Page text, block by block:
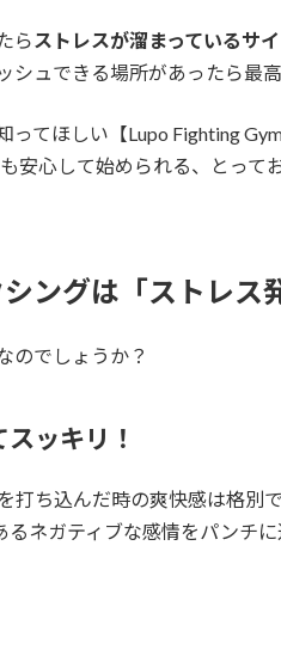
らストレスが溜まっているサ
シュできる場所があったら最
てほしい【Lupo Fighting
安心して始められる、とって
ングは「ストレス
のでしょうか？
ッキリ！
打ち込んだ時の爽快感は格別
ネガティブな感情をパンチ